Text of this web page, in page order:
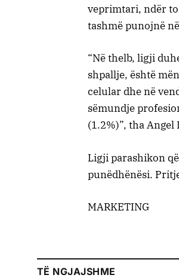
veprimtari, ndër to
tashmë punojnë
“Në thelb, ligji
shpallje, është
celular dhe në
sëmundje
(1.2%)”, tha
Ligji parashikon
punëdhënësi.
MARKETING
TË NGJAJSHME